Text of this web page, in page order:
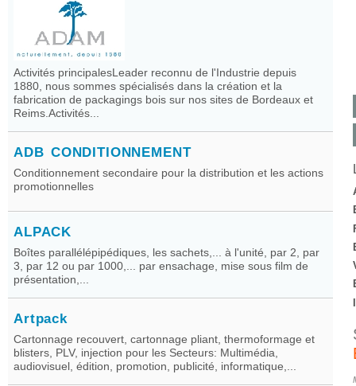
Activités principalesLeader reconnu de l'Industrie depuis
1880, nous sommes spécialisés dans la création et la
fabrication de packagings bois sur nos sites de Bordeaux et
Reims.Activités...
ADB CONDITIONNEMENT
Conditionnement secondaire pour la distribution et les actions
promotionnelles
ALPACK
Boîtes parallélépipédiques, les sachets,... à l'unité, par 2, par
3, par 12 ou par 1000,... par ensachage, mise sous film de
présentation,...
Artpack
Cartonnage recouvert, cartonnage pliant, thermoformage et
blisters, PLV, injection pour les Secteurs: Multimédia,
audiovisuel, édition, promotion, publicité, informatique,...